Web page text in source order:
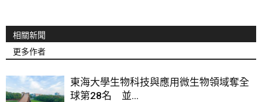
相關新聞
更多作者
東海大學生物科技與應用微生物領域奪全
球第28名 並...